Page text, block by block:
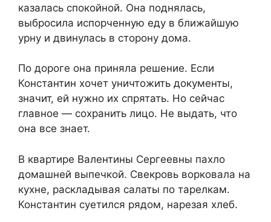
казалась спокойной. Она поднялась,
выбросила испорченную еду в ближайшую
урну и двинулась в сторону дома.
По дороге она приняла решение. Если
Константин хочет уничтожить документы,
значит, ей нужно их спрятать. Но сейчас
главное — сохранить лицо. Не выдать, что
она все знает.
В квартире Валентины Сергеевны пахло
домашней выпечкой. Свекровь ворковала на
кухне, раскладывая салаты по тарелкам.
Константин суетился рядом, нарезая хлеб.